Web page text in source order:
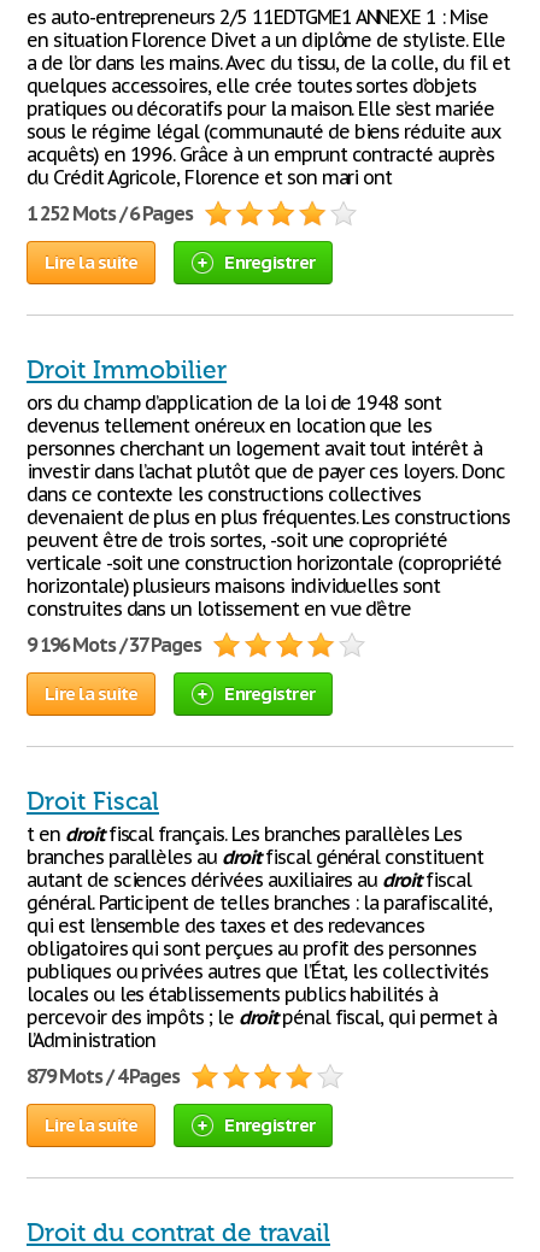
es auto-entrepreneurs 2/5 11EDTGME1 ANNEXE 1 : Mise
en situation Florence Divet a un diplôme de styliste. Elle
a de l’or dans les mains. Avec du tissu, de la colle, du fil et
quelques accessoires, elle crée toutes sortes d’objets
pratiques ou décoratifs pour la maison. Elle s’est mariée
sous le régime légal (communauté de biens réduite aux
acquêts) en 1996. Grâce à un emprunt contracté auprès
du Crédit Agricole, Florence et son mari ont
1 252 Mots / 6 Pages
Lire la suite Enregistrer
Droit Immobilier
ors du champ d’application de la loi de 1948 sont
devenus tellement onéreux en location que les
personnes cherchant un logement avait tout intérêt à
investir dans l’achat plutôt que de payer ces loyers. Donc
dans ce contexte les constructions collectives
devenaient de plus en plus fréquentes. Les constructions
peuvent être de trois sortes, -soit une copropriété
verticale -soit une construction horizontale (copropriété
horizontale) plusieurs maisons individuelles sont
construites dans un lotissement en vue d’être
9 196 Mots / 37 Pages
Lire la suite Enregistrer
Droit Fiscal
t en droitfiscal français. Les branches parallèles Les
branches parallèles au droitfiscal général constituent
autant de sciences dérivées auxiliaires au droitfiscal
général. Participent de telles branches : la parafiscalité,
qui est l’ensemble des taxes et des redevances
obligatoires qui sont perçues au profit des personnes
publiques ou privées autres que l’État, les collectivités
locales ou les établissements publics habilités à
percevoir des impôts ; le droitpénal fiscal, qui permet à
l’Administration
879 Mots / 4 Pages
Lire la suite Enregistrer
Droit du contrat de travail